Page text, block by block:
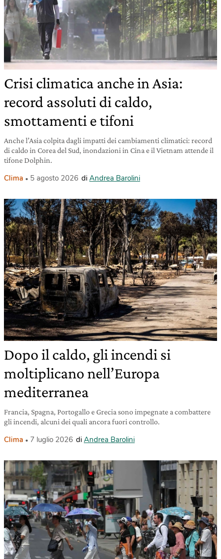
Crisi climatica anche in Asia:
record assoluti di caldo,
smottamenti e tifoni
Anche l’Asia colpita dagli impatti dei cambiamenti climatici: record
di caldo in Corea del Sud, inondazioni in Cina e il Vietnam attende il
tifone Dolphin.
Clima 5 agosto 2026 di Andrea Barolini
Dopo il caldo, gli incendi si
moltiplicano nell’Europa
mediterranea
Francia, Spagna, Portogallo e Grecia sono impegnate a combattere
gli incendi, alcuni dei quali ancora fuori controllo.
Clima 7 luglio 2026 di Andrea Barolini